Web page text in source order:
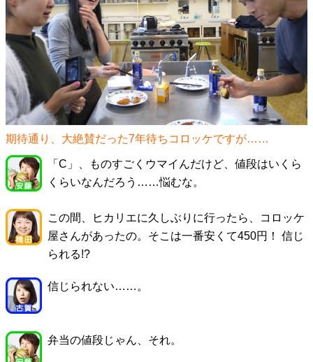
期待通り、大絶賛だった7年待ちコロッケですが……
「C」、ものすごくウマイんだけど、値段はいくら
くらいなんだろう……悩むな。
この間、ヒカリエに久しぶりに行ったら、コロッケ
屋さんがあったの。そこは一番安くて450円！ 信じ
られる!?
信じられない……。
弁当の値段じゃん、それ。